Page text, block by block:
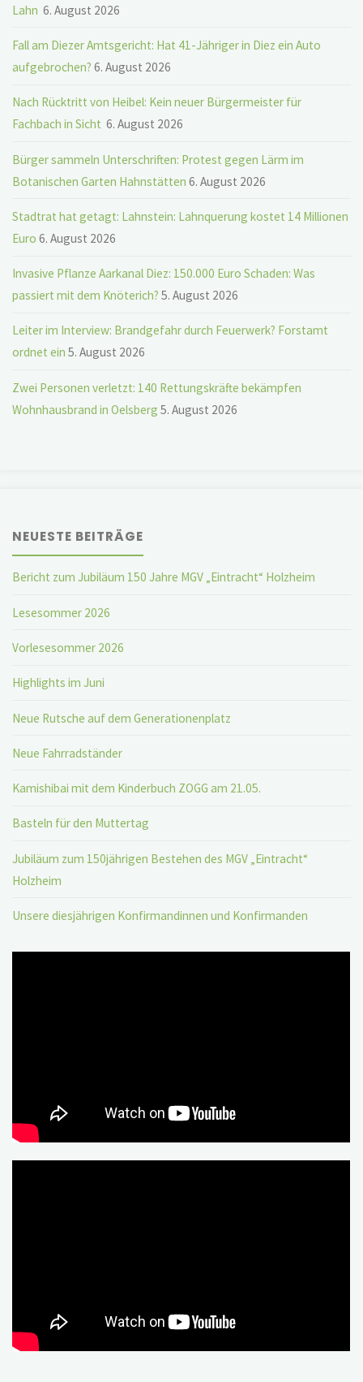
Lahn 6. August 2026
Fall am Diezer Amtsgericht: Hat 41-Jähriger in Diez ein Auto
aufgebrochen? 6. August 2026
Nach Rücktritt von Heibel: Kein neuer Bürgermeister für
Fachbach in Sicht 6. August 2026
Bürger sammeln Unterschriften: Protest gegen Lärm im
Botanischen Garten Hahnstätten 6. August 2026
Stadtrat hat getagt: Lahnstein: Lahnquerung kostet 14 Millionen
Euro 6. August 2026
Invasive Pflanze Aarkanal Diez: 150.000 Euro Schaden: Was
passiert mit dem Knöterich? 5. August 2026
Leiter im Interview: Brandgefahr durch Feuerwerk? Forstamt
ordnet ein 5. August 2026
Zwei Personen verletzt: 140 Rettungskräfte bekämpfen
Wohnhausbrand in Oelsberg 5. August 2026
NEUESTE BEITRÄGE
Bericht zum Jubiläum 150 Jahre MGV „Eintracht“ Holzheim
Lesesommer 2026
Vorlesesommer 2026
Highlights im Juni
Neue Rutsche auf dem Generationenplatz
Neue Fahrradständer
Kamishibai mit dem Kinderbuch ZOGG am 21.05.
Basteln für den Muttertag
Jubiläum zum 150jährigen Bestehen des MGV „Eintracht“
Holzheim
Unsere diesjährigen Konfirmandinnen und Konfirmanden